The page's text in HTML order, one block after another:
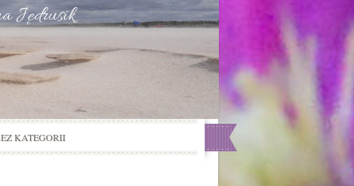
Jędrusik
KATEGORII